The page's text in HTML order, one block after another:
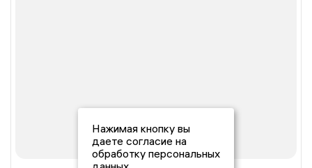
Нажимая кнопку вы
даете согласие на
обработку персональных